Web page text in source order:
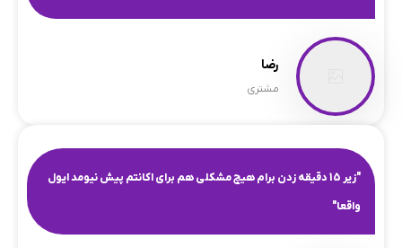
رضا
مشتری
"زیر 15 دقیقه زدن برام هیچ مشکلی هم برای اکانتم پیش نیومد ایول
واقعا"